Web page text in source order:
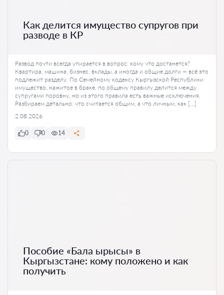
Как делится имущество супругов при
разводе в КР
Развод почти всегда упирается в вопрос: кому что достанется?
Квартира, машина, бизнес, вклады, а иногда и общие долги — всё это
подлежит разделу. По Семейному кодексу Кыргызской Республики
имущество, нажитое в браке, по общему правилу делится между
супругами поровну, но из этого правила есть важные исключения.
Разбираем детально: что считается общим, а что личным, как […]
2.08.2026
0 0 14
Пособие «Бала ырысы» в
Кыргызстане: кому положено и как
получить